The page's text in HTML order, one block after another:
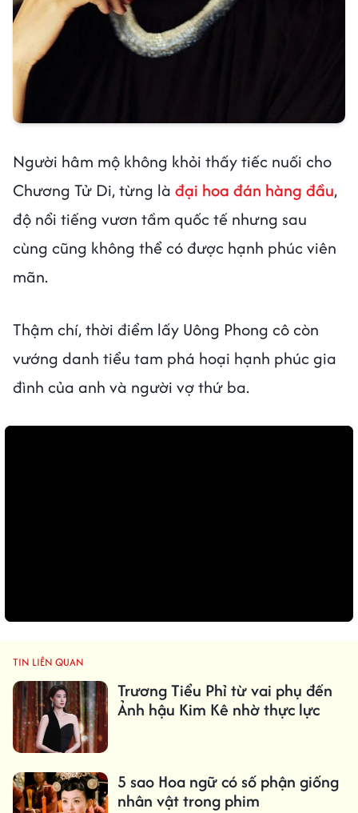
Người hâm mộ không khỏi thấy tiếc nuối cho
Chương Tử Di, từng là đại hoa đán hàng đầu,
độ nổi tiếng vươn tầm quốc tế nhưng sau
cùng cũng không thể có được hạnh phúc viên
mãn.
Thậm chí, thời điểm lấy Uông Phong cô còn
vướng danh tiểu tam phá hoại hạnh phúc gia
đình của anh và người vợ thứ ba.
TIN LIÊN QUAN
Trương Tiểu Phỉ từ vai phụ đến
Ảnh hậu Kim Kê nhờ thực lực
5 sao Hoa ngữ có số phận giống
nhân vật trong phim